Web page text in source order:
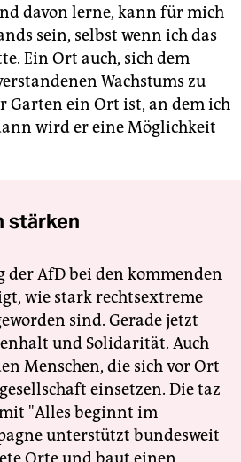
davon lerne, kann für mich
sein, selbst wenn ich das
Ein Ort auch, sich dem
Wachstums zu
Garten ein Ort ist, an dem ich
wird er eine Möglichkeit
stärken
der AfD bei den kommenden
wie stark rechtsextreme
sind. Gerade jetzt
und Solidarität. Auch
Menschen, die sich vor Ort
einsetzen. Die taz
"Alles beginnt im
unterstützt bundesweit